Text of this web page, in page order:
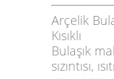
Arçelik
Kısıklı
Bulaşık
sızıntısı,